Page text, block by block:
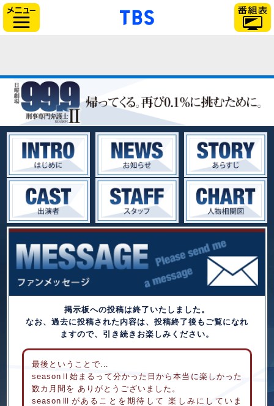
「TBSテレビ」トップ
掲示板への投稿は終了いたしました。
なお、過去に投稿された内容は、投稿終了後もご覧になれ
ますので、引き続きお楽しみください。
最後ということで…
seasonⅡ始まるって分かった日から本当に楽しかった
数カ月間を ありがとうございました。
seasonⅢがあることを期待して 楽しみにしていま